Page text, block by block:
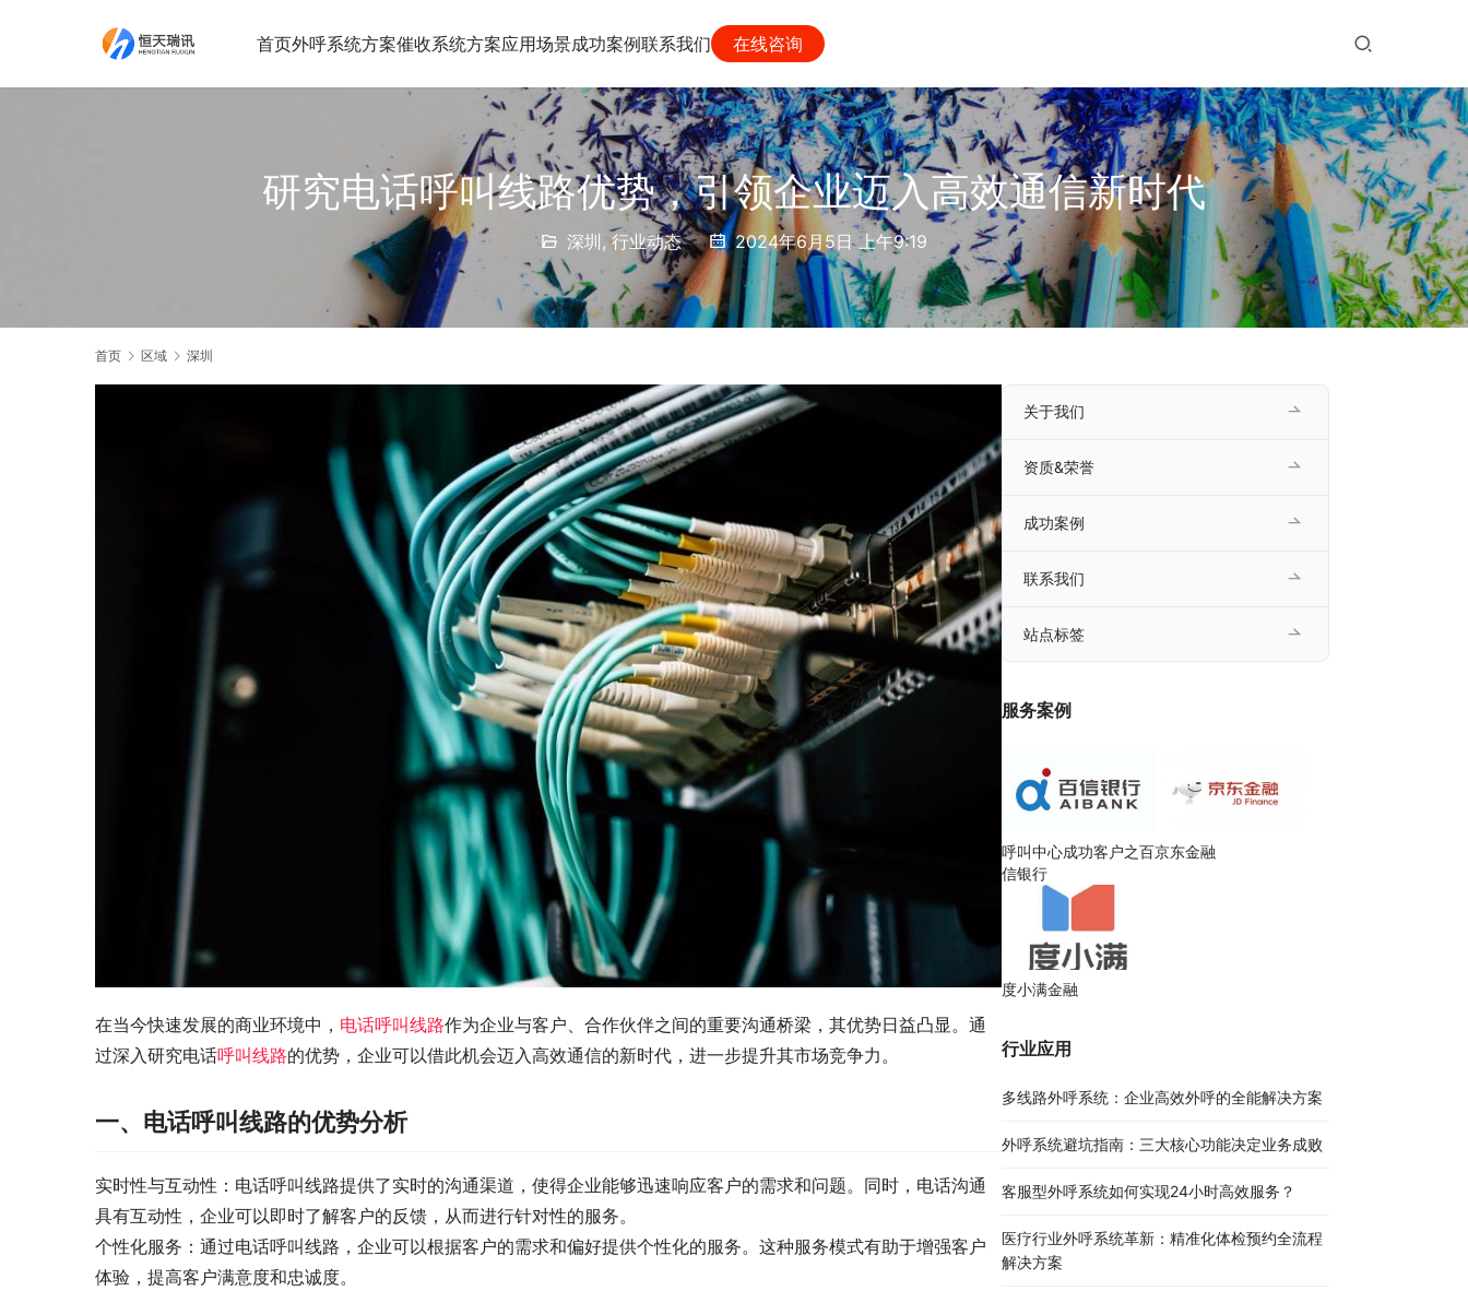
首页外呼系统方案催收系统方案应用场景成功案例联系我们 在线咨询
研究电话呼叫线路优势，引领企业迈入高效通信新时代
深圳 ,行业动态 2024年6月5日 上午9:19
首页 区域 深圳
在当今快速发展的商业环境中， 电话呼叫线路作为企业与客户、合作伙伴之间的重要沟通桥梁，其优势日益凸显。通
过深入研究电话呼叫线路的优势，企业可以借此机会迈入高效通信的新时代，进一步提升其市场竞争力。
一、电话呼叫线路的优势分析
实时性与互动性：电话呼叫线路提供了实时的沟通渠道，使得企业能够迅速响应客户的需求和问题。同时，电话沟通
具有互动性，企业可以即时了解客户的反馈，从而进行针对性的服务。
个性化服务：通过电话呼叫线路，企业可以根据客户的需求和偏好提供个性化的服务。这种服务模式有助于增强客户
体验，提高客户满意度和忠诚度。
关于我们
资质&荣誉
成功案例
联系我们
站点标签
服务案例
呼叫中心成功客户之百
信银行
京东金融
度小满金融
行业应用
多线路外呼系统：企业高效外呼的全能解决方案​
外呼系统避坑指南：三大核心功能决定业务成败​
客服型外呼系统如何实现24小时高效服务？
医疗行业外呼系统革新：精准化体检预约全流程
解决方案​